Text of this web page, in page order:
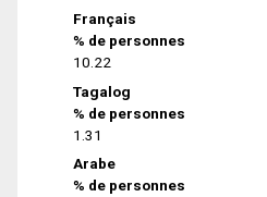
Français
% de personnes
10.22
Tagalog
% de personnes
1.31
Arabe
% de personnes